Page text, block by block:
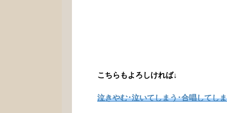
こちらもよろしければ↓
泣きやむ･泣いてしまう･合唱してし